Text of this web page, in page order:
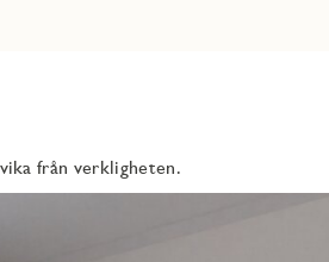
Ovanför tvättutrustningen
från verkligheten.